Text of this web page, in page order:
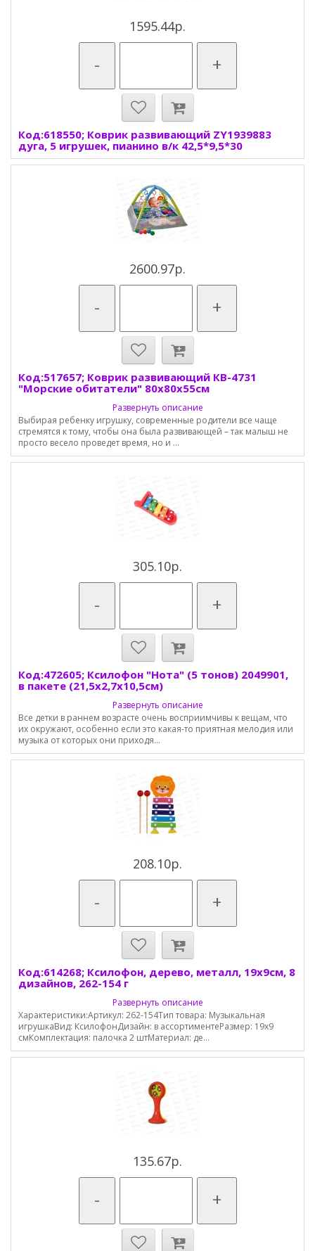
1595.44р.
- +
Код:618550; Коврик развивающий ZY1939883
дуга, 5 игрушек, пианино в/к 42,5*9,5*30
2600.97р.
- +
Код:517657; Коврик развивающий КВ-4731
"Морские обитатели" 80х80х55см
Развернуть описание
Выбирая ребенку игрушку, современные родители все чаще
стремятся к тому, чтобы она была развивающей – так малыш не
просто весело проведет время, но и ...
305.10р.
- +
Код:472605; Ксилофон "Нота" (5 тонов) 2049901,
в пакете (21,5х2,7х10,5см)
Развернуть описание
Все детки в раннем возрасте очень восприимчивы к вещам, что
их окружают, особенно если это какая-то приятная мелодия или
музыка от которых они приходя...
208.10р.
- +
Код:614268; Ксилофон, дерево, металл, 19х9см, 8
дизайнов, 262-154 г
Развернуть описание
Характеристики:Артикул: 262-154Тип товара: Музыкальная
игрушкаВид: КсилофонДизайн: в ассортиментеРазмер: 19x9
смКомплектация: палочка 2 штМатериал: де...
135.67р.
- +